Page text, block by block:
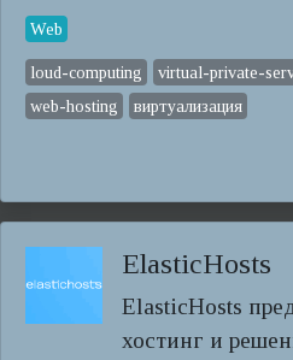
Web
loud-computing virtual-private-
web-hosting
виртуализация
ElasticHosts
ElasticHosts
хостинг и